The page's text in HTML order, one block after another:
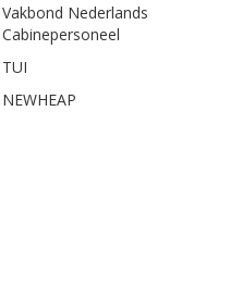
Vakbond Nederlands
Cabinepersoneel
TUI
NEWHEAP